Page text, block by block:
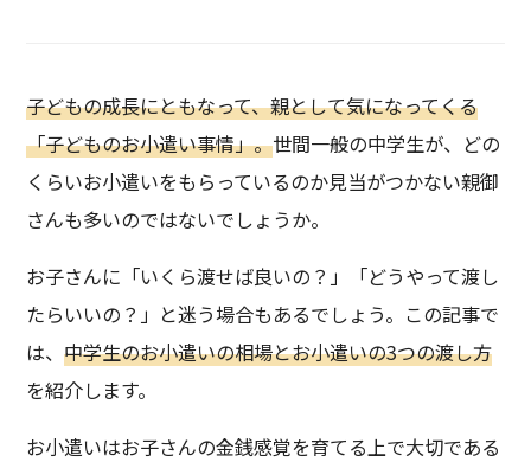
子どもの成長にともなって、親として気になってくる
「子どものお小遣い事情」。世間一般の中学生が、どの
くらいお小遣いをもらっているのか見当がつかない親御
さんも多いのではないでしょうか。
お子さんに「いくら渡せば良いの？」「どうやって渡し
たらいいの？」と迷う場合もあるでしょう。この記事で
は、中学生のお小遣いの相場とお小遣いの3つの渡し方
を紹介します。
お小遣いはお子さんの金銭感覚を育てる上で大切である